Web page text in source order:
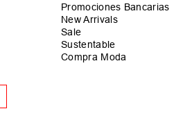
Promociones Bancarias
New Arrivals
Sale
Sustentable
Compra Moda